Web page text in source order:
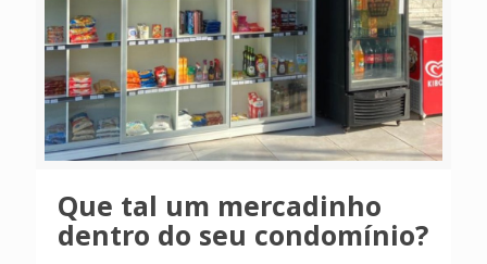
Que tal um mercadinho
dentro do seu condomínio?